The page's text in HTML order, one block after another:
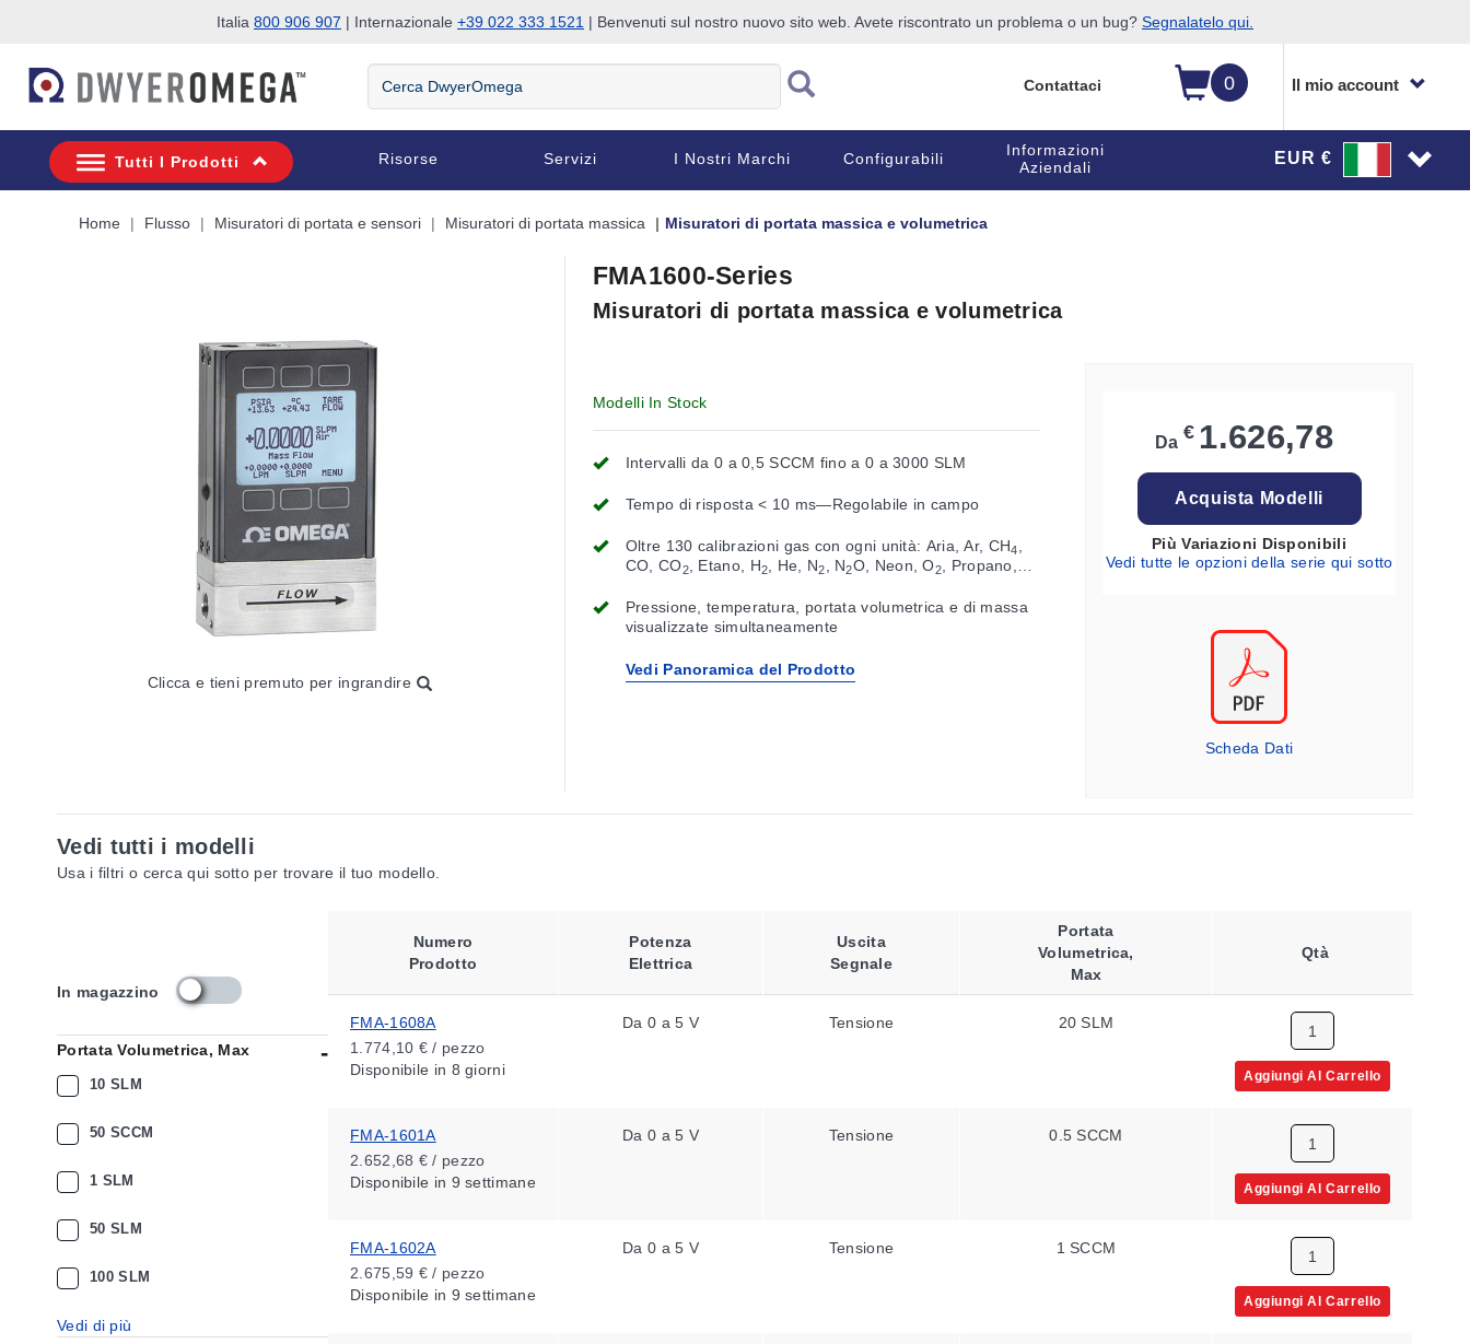
Italia 800 906 907 | Internazionale +39 022 333 1521 | Benvenuti sul nostro nuovo sito web. Avete riscontrato un problema o un bug? Segnalatelo qui.
0 Il mio account
Cerca
DwyerOmega
Contattaci
Tutti I Prodotti Risorse Servizi I Nostri Marchi Configurabili
Informazioni
Aziendali
EUR €
Home Flusso Misuratori di portata e sensori Misuratori di portata massica Misuratori di portata massica e volumetrica
Clicca e tieni premuto per ingrandire
FMA1600-Series
Misuratori di portata massica e volumetrica
Modelli In Stock
Intervalli da 0 a 0,5 SCCM fino a 0 a 3000 SLM
Tempo di risposta < 10 ms—Regolabile in campo
Oltre 130 calibrazioni gas con ogni unità: Aria, Ar, CH4
CO, CO2, Etano, H2 , He, N2 , N2O, Neon, O2
, Propano,
Pressione, temperatura, portata volumetrica e di massa
visualizzate simultaneamente
Vedi Panoramica del Prodotto
Da € 1.626,78
Acquista Modelli
Più Variazioni Disponibili
Vedi tutte le opzioni della serie qui sotto
Scheda Dati
Vedi tutti i modelli
Usa i filtri o cerca qui sotto per trovare il tuo modello.
In magazzino
_
Portata Volumetrica, Max
10 SLM
50 SCCM
1 SLM
50 SLM
100 SLM
Vedi di più
Numero
Prodotto
Potenza
Elettrica
Uscita
Segnale
Portata
Volumetrica,
Max
Qtà
FMA-1608A
1.774,10 € / pezzo
Disponibile in 8 giorni
Da 0 a 5 V Tensione 20 SLM
Aggiungi Al Carrello
FMA-1601A
2.652,68 € / pezzo
Disponibile in 9 settimane
Da 0 a 5 V Tensione 0.5 SCCM
Aggiungi Al Carrello
FMA-1602A
2.675,59 € / pezzo
Disponibile in 9 settimane
Da 0 a 5 V Tensione 1 SCCM
Aggiungi Al Carrello